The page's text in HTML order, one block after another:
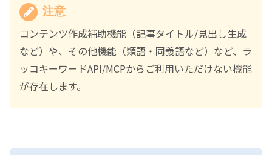
注意
コンテンツ作成補助機能（記事タイトル/見出し生成
など）や、その他機能（類語・同義語など）など、ラ
ッコキーワードAPI/MCPからご利用いただけない機能
が存在します。